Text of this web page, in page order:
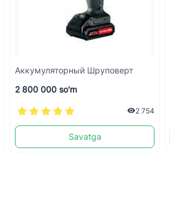
Аккумуляторный Шруповерт
2 800 000 so'm
2 754
Savatga